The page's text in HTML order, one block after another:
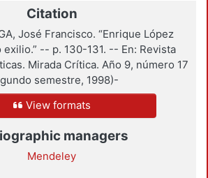
Citation
José Francisco. “Enrique López
-- p. 130-131. -- En: Revista
Mirada Crítica. Año 9, número 17
semestre, 1998)-
View formats
managers
Mendeley